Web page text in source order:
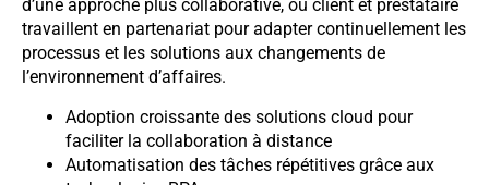
d’une approche plus collaborative, où client et prestataire
travaillent en partenariat pour adapter continuellement les
processus et les solutions aux changements de
l’environnement d’affaires.
Adoption croissante des solutions cloud pour
faciliter la collaboration à distance
Automatisation des tâches répétitives grâce aux